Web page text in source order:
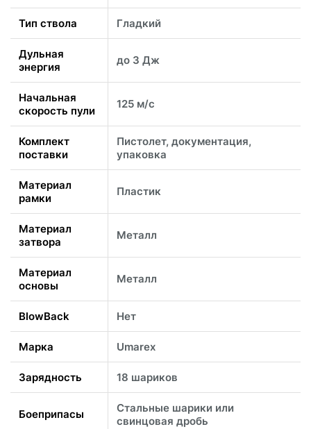
Тип ствола Гладкий
Дульная
энергия
до 3 Дж
Начальная
скорость пули
125 м/с
Комплект
поставки
Пистолет, документация,
упаковка
Материал
рамки
Пластик
Материал
затвора
Металл
Материал
основы
Металл
BlowBack Нет
Марка Umarex
Зарядность 18 шариков
Боеприпасы
Стальные шарики или
свинцовая дробь